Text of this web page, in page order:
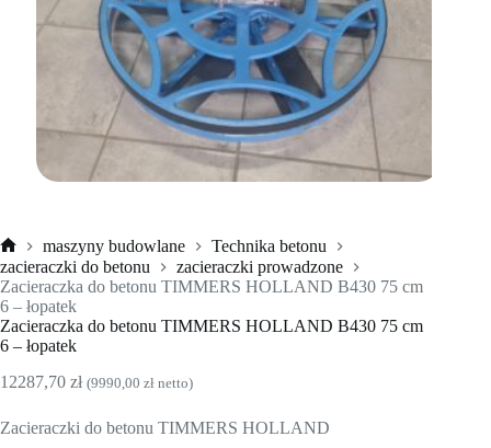
Strona
główna
maszyny budowlane
Technika betonu
zacieraczki do betonu
zacieraczki prowadzone
Zacieraczka do betonu TIMMERS HOLLAND B430 75 cm
6 – łopatek
Zacieraczka do betonu TIMMERS HOLLAND B430 75 cm
6 – łopatek
12287,70 zł (9990,00 zł netto)
Zacieraczki do betonu TIMMERS HOLLAND